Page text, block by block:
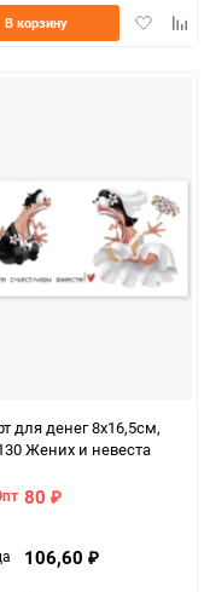
Добавить
В корзину
для денег 8х16,5см,
Жених и невеста
80 ₽
106,60 ₽